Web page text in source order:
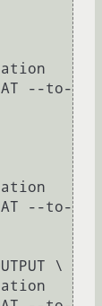
--to-
--to-
\